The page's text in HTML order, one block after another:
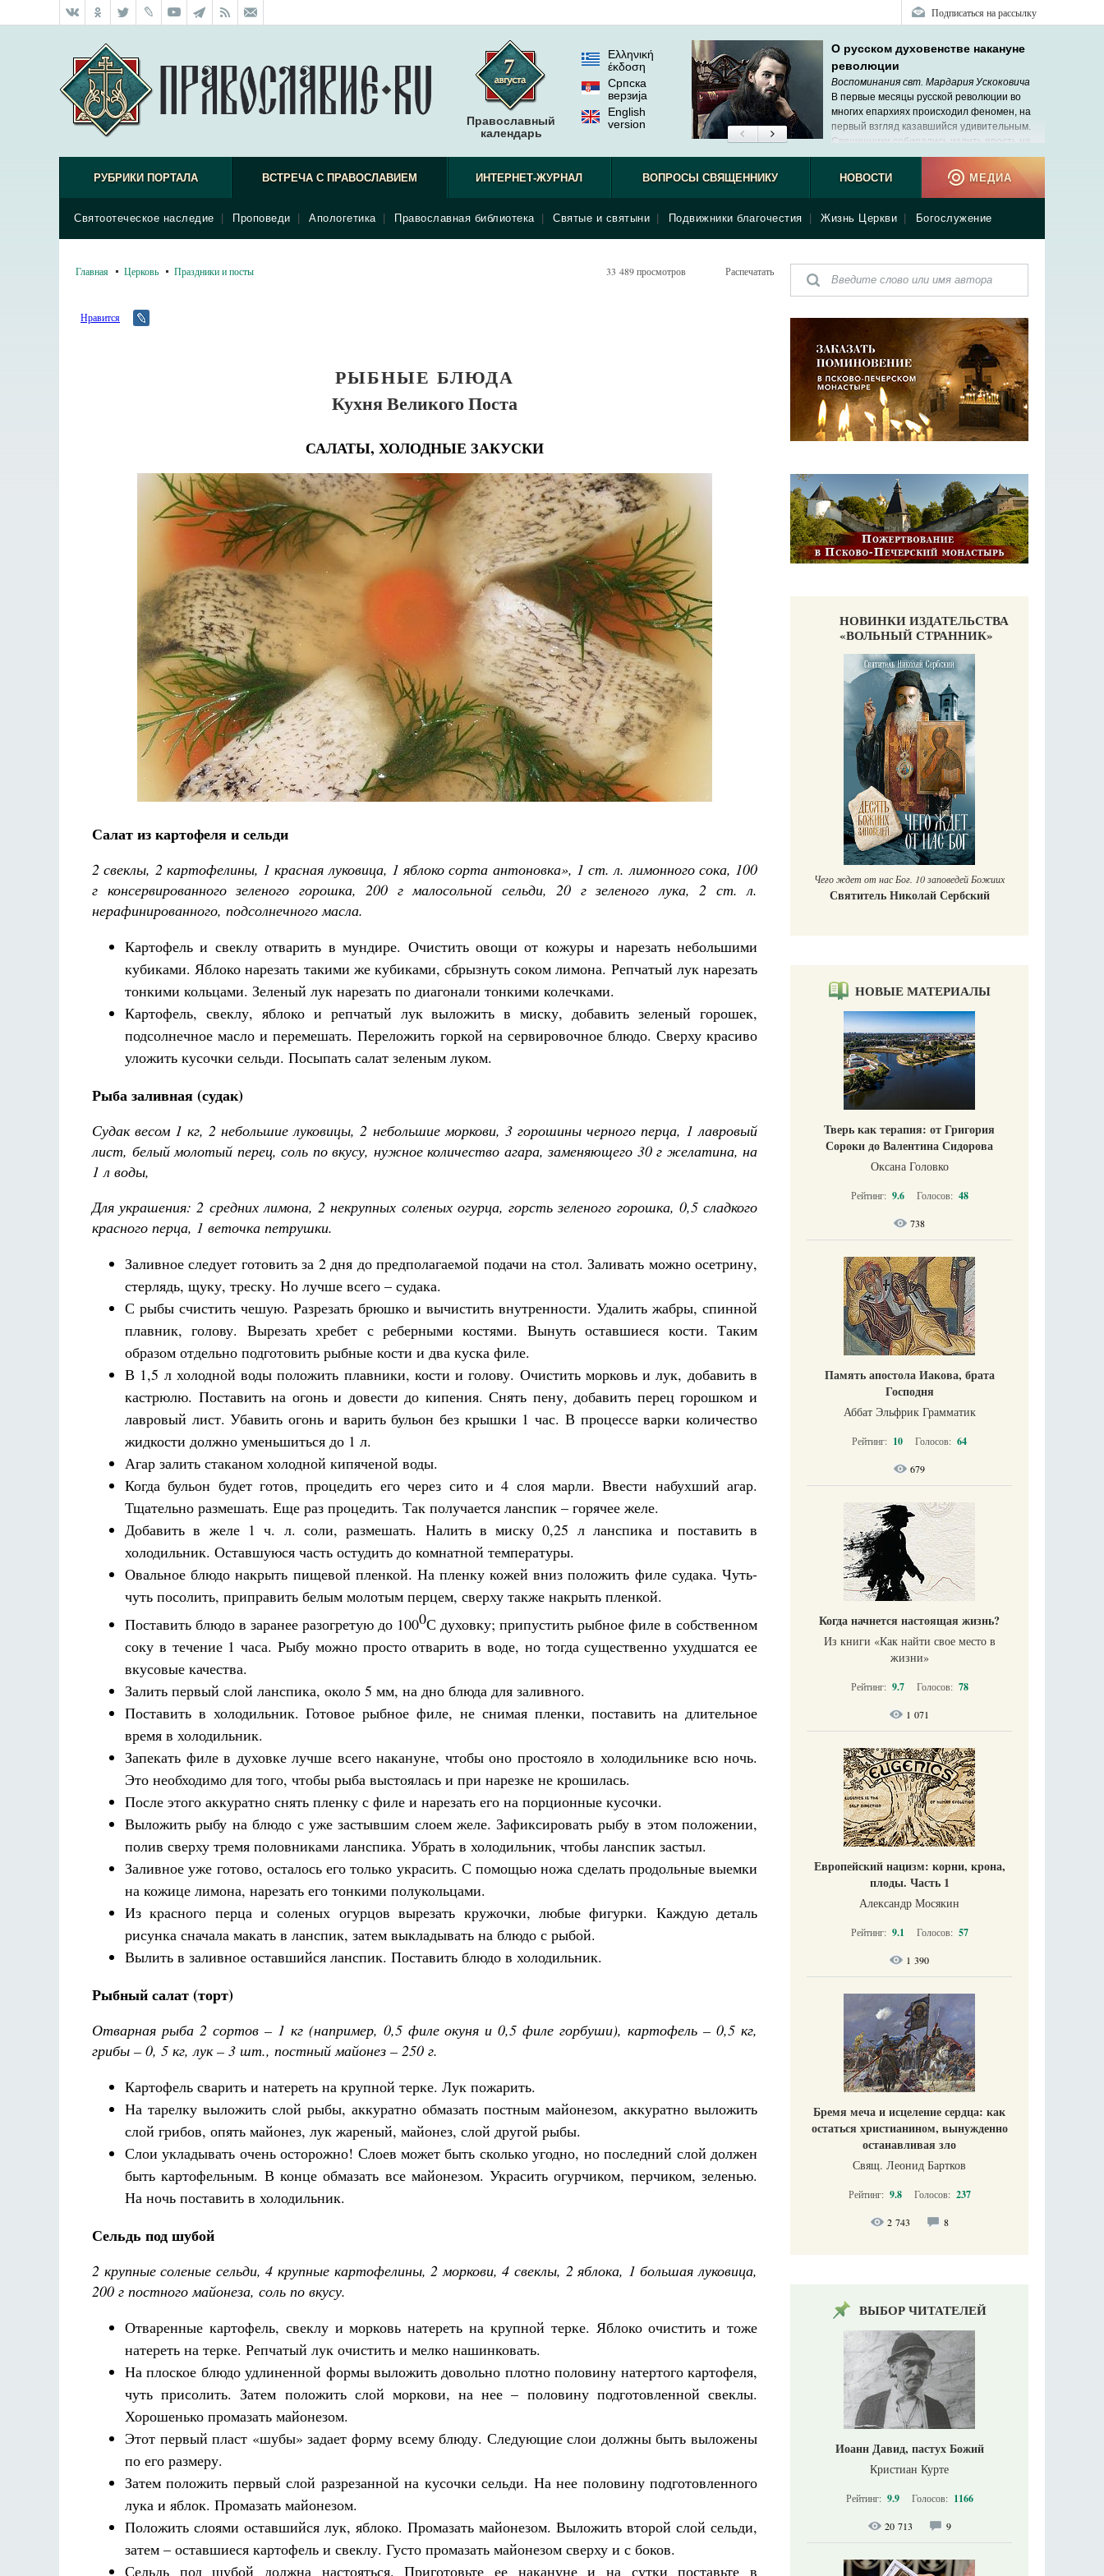
Подписаться на рассылку
Православный
календарь
Ελληνική
έκδοση
Српска
верзиjа
English
version
О русском духовенстве накануне
революции
Воспоминания свт. Мардария Ускоковича
В первые месяцы русской революции во
многих епархиях происходил феномен, на
первый взгляд казавшийся удивительным.
Священники собирались излить ярость на
своих архиереев. Мне не раз пришлось
наблюдать подобные сцены, но меня это не удивляло.
РУБРИКИ ПОРТАЛА ВСТРЕЧА С ПРАВОСЛАВИЕМ
Святоотеческое наследие Проповеди Апологетика Православная библиотека Святые и святыни Подвижники благочестия Жизнь Церкви Богослужение
ИНТЕРНЕТ-ЖУРНАЛ ВОПРОСЫ СВЯЩЕННИКУ НОВОСТИ МЕДИА
Главная Церковь Праздники и посты 33 489 просмотров Распечатать
Нравится
РЫБНЫЕ БЛЮДА
Кухня Великого Поста
САЛАТЫ, ХОЛОДНЫЕ ЗАКУСКИ
Салат из картофеля и сельди
2 свеклы, 2 картофелины, 1 красная луковица, 1 яблоко сорта антоновка», 1 ст. л. лимонного сока, 100
г консервированного зеленого горошка, 200 г малосольной сельди, 20 г зеленого лука, 2 ст. л.
нерафинированного, подсолнечного масла.
Картофель и свеклу отварить в мундире. Очистить овощи от кожуры и нарезать небольшими
кубиками. Яблоко нарезать такими же кубиками, сбрызнуть соком лимона. Репчатый лук нарезать
тонкими кольцами. Зеленый лук нарезать по диагонали тонкими колечками.
Картофель, свеклу, яблоко и репчатый лук выложить в миску, добавить зеленый горошек,
подсолнечное масло и перемешать. Переложить горкой на сервировочное блюдо. Сверху красиво
уложить кусочки сельди. Посыпать салат зеленым луком.
Рыба заливная (судак)
Судак весом 1 кг, 2 небольшие луковицы, 2 небольшие моркови, 3 горошины черного перца, 1 лавровый
лист, белый молотый перец, соль по вкусу, нужное количество агара, заменяющего 30 г желатина, на
1 л воды,
Для украшения: 2 средних лимона, 2 некрупных соленых огурца, горсть зеленого горошка, 0,5 сладкого
красного перца, 1 веточка петрушки.
Заливное следует готовить за 2 дня до предполагаемой подачи на стол. Заливать можно осетрину,
стерлядь, щуку, треску. Но лучше всего – судака.
С рыбы счистить чешую. Разрезать брюшко и вычистить внутренности. Удалить жабры, спинной
плавник, голову. Вырезать хребет с реберными костями. Вынуть оставшиеся кости. Таким
образом отдельно подготовить рыбные кости и два куска филе.
В 1,5 л холодной воды положить плавники, кости и голову. Очистить морковь и лук, добавить в
кастрюлю. Поставить на огонь и довести до кипения. Снять пену, добавить перец горошком и
лавровый лист. Убавить огонь и варить бульон без крышки 1 час. В процессе варки количество
жидкости должно уменьшиться до 1 л.
Агар залить стаканом холодной кипяченой воды.
Когда бульон будет готов, процедить его через сито и 4 слоя марли. Ввести набухший агар.
Тщательно размешать. Еще раз процедить. Так получается ланспик – горячее желе.
Добавить в желе 1 ч. л. соли, размешать. Налить в миску 0,25 л ланспика и поставить в
холодильник. Оставшуюся часть остудить до комнатной температуры.
Овальное блюдо накрыть пищевой пленкой. На пленку кожей вниз положить филе судака. Чуть-
чуть посолить, приправить белым молотым перцем, сверху также накрыть пленкой.
Поставить блюдо в заранее разогретую до 1000С духовку; припустить рыбное филе в собственном
соку в течение 1 часа. Рыбу можно просто отварить в воде, но тогда существенно ухудшатся ее
вкусовые качества.
Залить первый слой ланспика, около 5 мм, на дно блюда для заливного.
Поставить в холодильник. Готовое рыбное филе, не снимая пленки, поставить на длительное
время в холодильник.
Запекать филе в духовке лучше всего накануне, чтобы оно простояло в холодильнике всю ночь.
Это необходимо для того, чтобы рыба выстоялась и при нарезке не крошилась.
После этого аккуратно снять пленку с филе и нарезать его на порционные кусочки.
Выложить рыбу на блюдо с уже застывшим слоем желе. Зафиксировать рыбу в этом положении,
полив сверху тремя половниками ланспика. Убрать в холодильник, чтобы ланспик застыл.
Заливное уже готово, осталось его только украсить. С помощью ножа сделать продольные выемки
на кожице лимона, нарезать его тонкими полукольцами.
Из красного перца и соленых огурцов вырезать кружочки, любые фигурки. Каждую деталь
рисунка сначала макать в ланспик, затем выкладывать на блюдо с рыбой.
Вылить в заливное оставшийся ланспик. Поставить блюдо в холодильник.
Рыбный салат (торт)
Отварная рыба 2 сортов – 1 кг (например, 0,5 филе окуня и 0,5 филе горбуши), картофель – 0,5 кг,
грибы – 0, 5 кг, лук – 3 шт., постный майонез – 250 г.
Картофель сварить и натереть на крупной терке. Лук пожарить.
На тарелку выложить слой рыбы, аккуратно обмазать постным майонезом, аккуратно выложить
слой грибов, опять майонез, лук жареный, майонез, слой другой рыбы.
Слои укладывать очень осторожно! Слоев может быть сколько угодно, но последний слой должен
быть картофельным. В конце обмазать все майонезом. Украсить огурчиком, перчиком, зеленью.
На ночь поставить в холодильник.
Сельдь под шубой
2 крупные соленые сельди, 4 крупные картофелины, 2 моркови, 4 свеклы, 2 яблока, 1 большая луковица,
200 г постного майонеза, соль по вкусу.
Отваренные картофель, свеклу и морковь натереть на крупной терке. Яблоко очистить и тоже
натереть на терке. Репчатый лук очистить и мелко нашинковать.
На плоское блюдо удлиненной формы выложить довольно плотно половину натертого картофеля,
чуть присолить. Затем положить слой моркови, на нее – половину подготовленной свеклы.
Хорошенько промазать майонезом.
Этот первый пласт «шубы» задает форму всему блюду. Следующие слои должны быть выложены
по его размеру.
Затем положить первый слой разрезанной на кусочки сельди. На нее половину подготовленного
лука и яблок. Промазать майонезом.
Положить слоями оставшийся лук, яблоко. Промазать майонезом. Выложить второй слой сельди,
затем – оставшиеся картофель и свеклу. Густо промазать майонезом сверху и с боков.
Сельдь под шубой должна настояться. Приготовьте ее накануне и на сутки поставьте в
НОВИНКИ ИЗДАТЕЛЬСТВА
«ВОЛЬНЫЙ СТРАННИК»
Разлуки не будет
Фредерика де Грааф Как найти своё место в жизни
Кирилл Мурышев
Роман Котов Чего ждет от нас Бог. 10 заповедей Божиих
Святитель Николай Сербский
НОВЫЕ МАТЕРИАЛЫ
Тверь как терапия: от Григория
Сороки до Валентина Сидорова
Оксана Головко
Рейтинг: 9.6 Голосов: 48
738
Память апостола Иакова, брата
Господня
Аббат Эльфрик Грамматик
Рейтинг: 10 Голосов: 64
679
Когда начнется настоящая жизнь?
Из книги «Как найти свое место в
жизни​»
Рейтинг: 9.7 Голосов: 78
1 071
Европейский нацизм: корни, крона,
плоды. Часть 1
Александр Мосякин
Рейтинг: 9.1 Голосов: 57
1 390
Бремя меча и исцеление сердца: как
остаться христианином, вынужденно
останавливая зло
Свящ. Леонид Бартков
Рейтинг: 9.8 Голосов: 237
2 743 8
ВЫБОР ЧИТАТЕЛЕЙ
Иоанн Давид, пастух Божий
Кристиан Курте
Рейтинг: 9.9 Голосов: 1166
20 713 9